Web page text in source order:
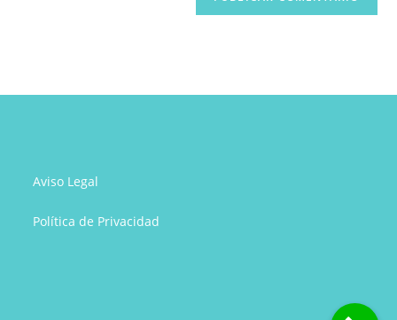
Aviso Legal
Política de Privacidad